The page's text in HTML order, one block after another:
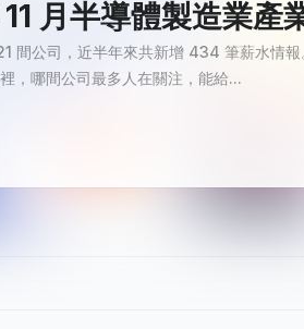
月半導體製造業產
間公司，近半年來共新增 434 筆薪水情
，哪間公司最多人在關注，能給...